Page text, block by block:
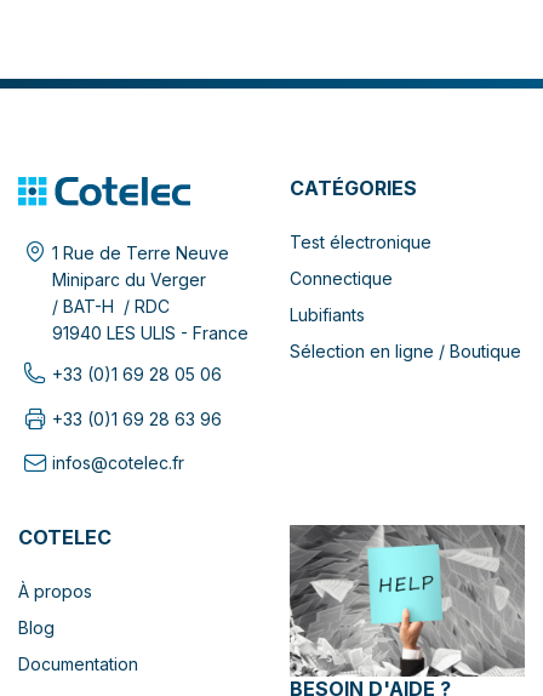
1 Rue de Terre Neuve
Miniparc du Verger
/ BAT-H / RDC
91940 LES ULIS - France
+33 (0)1 69 28 05 06
+33 (0)1 69 28 63 96
infos@cotelec.fr
CATÉGORIES
Test électronique
Connectique
Lubifiants
Sélection en ligne / Boutique
COTELEC
À propos
Blog
Documentation
BESOIN D'AIDE ?